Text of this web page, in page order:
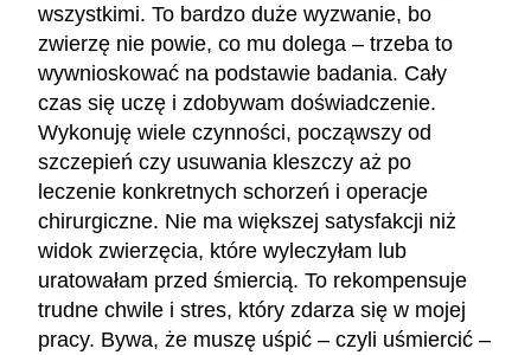
wszystkimi. To bardzo duże wyzwanie, bo
zwierzę nie powie, co mu dolega – trzeba to
wywnioskować na podstawie badania. Cały
czas się uczę i zdobywam doświadczenie.
Wykonuję wiele czynności, począwszy od
szczepień czy usuwania kleszczy aż po
leczenie konkretnych schorzeń i operacje
chirurgiczne. Nie ma większej satysfakcji niż
widok zwierzęcia, które wyleczyłam lub
uratowałam przed śmiercią. To rekompensuje
trudne chwile i stres, który zdarza się w mojej
pracy. Bywa, że muszę uśpić – czyli uśmiercić –